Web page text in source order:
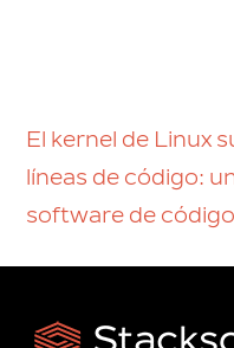
El kernel de Linux
líneas de código:
software de